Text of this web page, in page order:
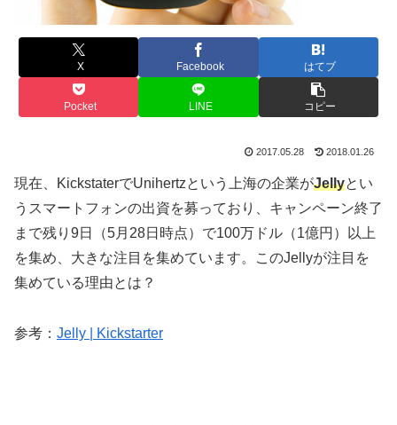
X Facebook はてブ
Pocket LINE コピー
2017.05.28 2018.01.26
現在、KickstaterでUnihertzという上海の企業がJellyとい
うスマートフォンの出資を募っており、キャンペーン終了
まで残り9日（5月28日時点）で100万ドル（1億円）以上
を集め、大きな注目を集めています。このJellyが注目を
集めている理由とは？
参考： Jelly | Kickstarter